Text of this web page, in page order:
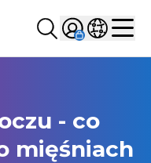
Szukaj...
Sign inWybierz
- co
mięśniach